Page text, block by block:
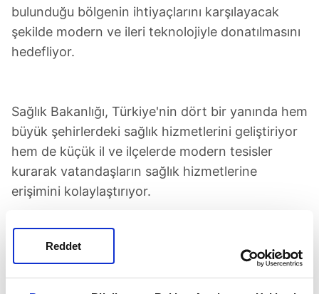
Reddet
bulunduğu bölgenin ihtiyaçlarını karşılayacak
şekilde modern ve ileri teknolojiyle donatılmasını
hedefliyor.
Sağlık Bakanlığı, Türkiye'nin dört bir yanında hem
büyük şehirlerdeki sağlık hizmetlerini geliştiriyor
hem de küçük il ve ilçelerde modern tesisler
kurarak vatandaşların sağlık hizmetlerine
erişimini kolaylaştırıyor.
Doğu Anadolu'dan Güneydoğu'ya, Karadeniz'den
Akdeniz'e kadar her bölgede yatırımlar hızla
devam ediyor. Bunlardan bazıları ise şöyle: